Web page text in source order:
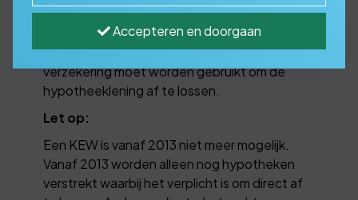
De KEW is gelijk aan een kapitaalverzekering
met maar één verschil: de uitkering van de
verzekering moet worden gebruikt om de
hypotheeklening af te lossen.
Let op:
Een KEW is vanaf 2013 niet meer mogelijk.
Vanaf 2013 worden alleen nog hypotheken
verstrekt waarbij het verplicht is om direct af
Accepteren en doorgaan